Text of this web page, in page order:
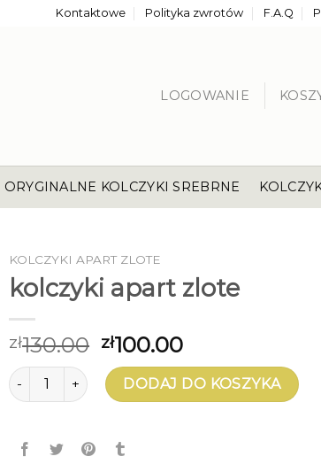
Kontaktowe Polityka zwrotów F.A.Q
LOGOWANIE
ORYGINALNE KOLCZYKI SREBRNE
KOLCZYKI APART ZLOTE
kolczyki apart zlote
zł130.00 zł100.00
ilość kolczyki apart zloteDODAJ DO KOSZYKA